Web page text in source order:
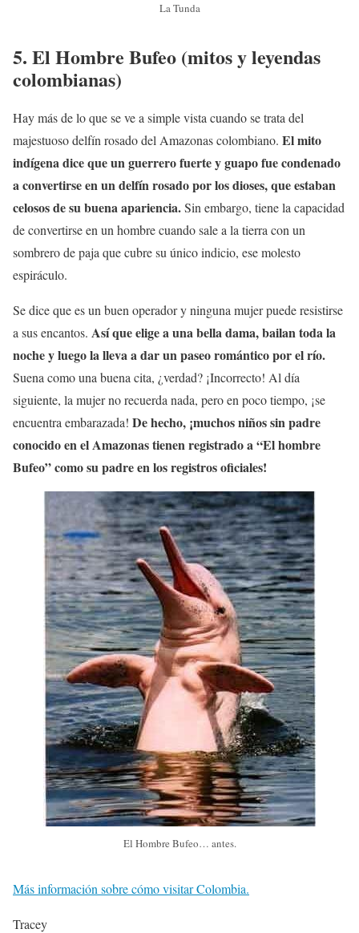
La Tunda
5. El Hombre Bufeo (mitos y leyendas
colombianas)
Hay más de lo que se ve a simple vista cuando se trata del
majestuoso delfín rosado del Amazonas colombiano. El mito
indígena dice que un guerrero fuerte y guapo fue condenado
a convertirse en un delfín rosado por los dioses, que estaban
celosos de su buena apariencia.Sin embargo, tiene la capacidad
de convertirse en un hombre cuando sale a la tierra con un
sombrero de paja que cubre su único indicio, ese molesto
espiráculo.
Se dice que es un buen operador y ninguna mujer puede resistirse
a sus encantos. Así que elige a una bella dama, bailan toda la
noche y luego la lleva a dar un paseo romántico por el río.
Suena como una buena cita, ¿verdad? ¡Incorrecto! Al día
siguiente, la mujer no recuerda nada, pero en poco tiempo, ¡se
encuentra embarazada! De hecho, ¡muchos niños sin padre
conocido en el Amazonas tienen registrado a “El hombre
Bufeo” como su padre en los registros oficiales!
El Hombre Bufeo… antes.
Más información sobre cómo visitar Colombia.
Tracey